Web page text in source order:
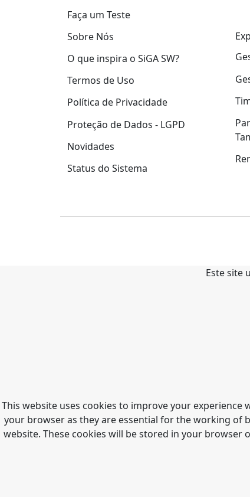
Faça um Teste
Sobre Nós
O que inspira o SiGA SW?
Termos de Uso
Política de Privacidade
Proteção de Dados - LGPD
Novidades
Status do Sistema
Este site
This website uses cookies to improve your
your browser as they are essential for the working of
website. These cookies will be stored in your